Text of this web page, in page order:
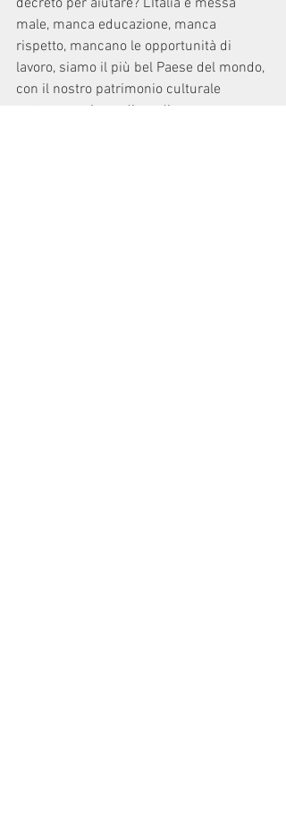
decreto per aiutare? L'Italia è messa
male, manca educazione, manca
rispetto, mancano le opportunità di
lavoro, siamo il più bel Paese del mondo,
con il nostro patrimonio culturale
potremmo vivere di rendita e non